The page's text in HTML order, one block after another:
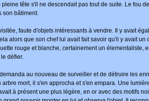
tête s'il ne descendait pas tout de suite. Le fou
son bâtiment.
faute d'objets intéressants à vendre. Il y avait
alors que son chef lui avait fait savoir qu'il y avait
rouge et blanche, certainement un élementaliste,
défier.
au nouveau de surveiller et de détruire les
mort, il s'en approcha et s'en empara. Une
à présent une plus légère, en or avec des motifs